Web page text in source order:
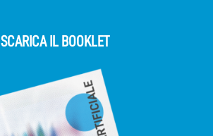
SCARICA IL BOOKLET